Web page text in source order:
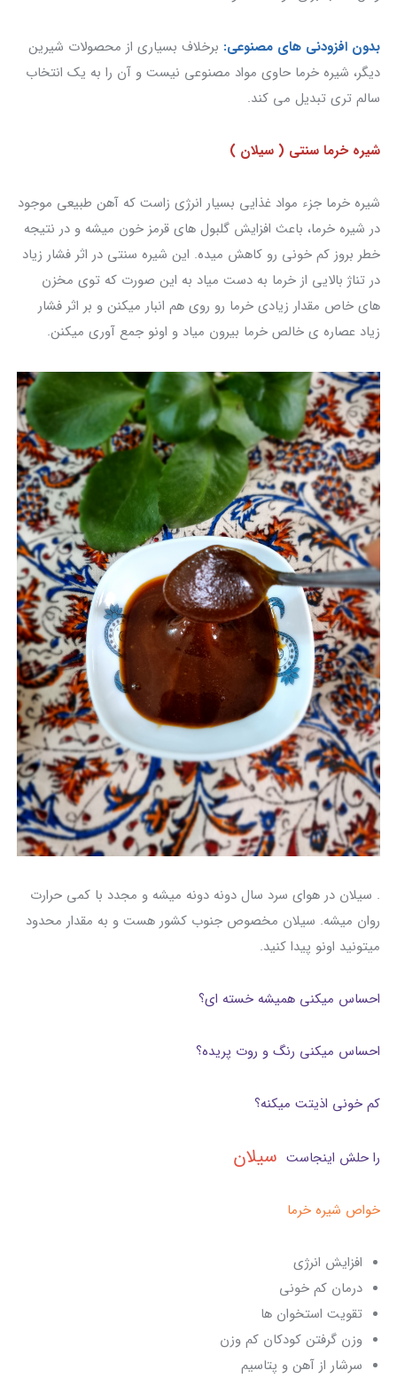
بدون افزودنی های مصنوعی: برخلاف بسیاری از محصولات شیرین
دیگر، شیره خرما حاوی مواد مصنوعی نیست و آن را به یک انتخاب
سالم تری تبدیل می کند.
شیره خرما سنتی ( سیلان )
شیره خرما جزء مواد غذایی بسیار انرژی زاست که آهن طبیعی موجود
در شیره خرما، باعث افزایش گلبول های قرمز خون میشه و در نتیجه
خطر بروز کم خونی رو کاهش میده. این شیره سنتی در اثر فشار زیاد
در تناژ بالایی از خرما به دست میاد به این صورت که توی مخزن
های خاص مقدار زیادی خرما رو روی هم انبار میکنن و بر اثر فشار
زیاد عصاره ی خالص خرما بیرون میاد و اونو جمع آوری میکنن.
. سیلان در هوای سرد سال دونه دونه میشه و مجدد با کمی حرارت
روان میشه. سیلان مخصوص جنوب کشور هست و به مقدار محدود
میتونید اونو پیدا کنید.
احساس میکنی همیشه خسته ای؟
احساس میکنی رنگ و روت پریده؟
کم خونی اذیتت میکنه؟
را حلش اینجاست سیلان
خواص شیره خرما
افزایش انرژی
درمان کم خونی
تقویت استخوان ها
وزن گرفتن کودکان کم وزن
سرشار از آهن و پتاسیم